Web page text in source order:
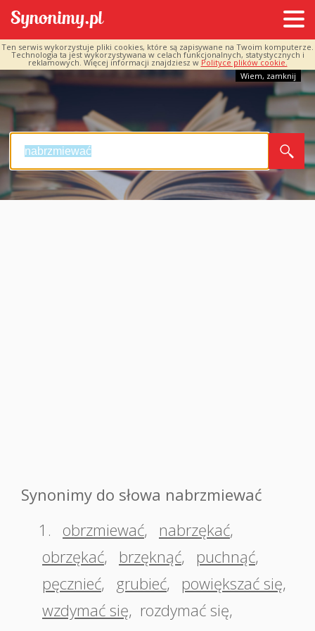
Ten serwis wykorzystuje pliki cookies, które są zapisywane na Twoim komputerze.
Technologia ta jest wykorzystywana w celach funkcjonalnych, statystycznych i
reklamowych. Więcej informacji znajdziesz w Polityce plików cookie.
Wiem, zamknij
Synonimy do słowa nabrzmiewać
1.
obrzmiewać, nabrzękać,
obrzękać, brzęknąć, puchnąć,
pęcznieć, grubieć, powiększać się,
wzdymać się, rozdymać się,